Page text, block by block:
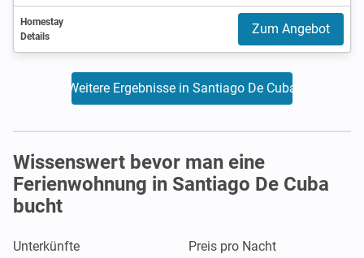
Homestay
Details
Zum Angebot
Weitere Ergebnisse in Santiago De Cuba
Wissenswert bevor man eine
Ferienwohnung in Santiago De Cuba
bucht
Unterkünfte Preis pro Nacht